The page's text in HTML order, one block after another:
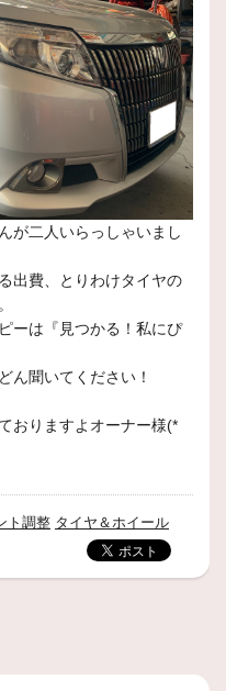
が二人いらっしゃいまし
出費、とりわけタイヤの
ーは『見つかる！私にぴ
ん聞いてください！
おりますよオーナー様(*
ト調整 タイヤ＆ホイール